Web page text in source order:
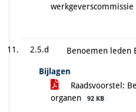
2.5.d Benoemen leden
Bijlagen
Raadsvoorstel:
organen
92 KB